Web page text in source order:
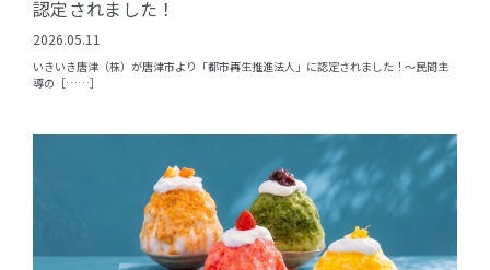
認定されました！
2026.05.11
いきいき唐津（株）が唐津市より「都市再生推進法人」に認定されました！〜民間主
導の［……］